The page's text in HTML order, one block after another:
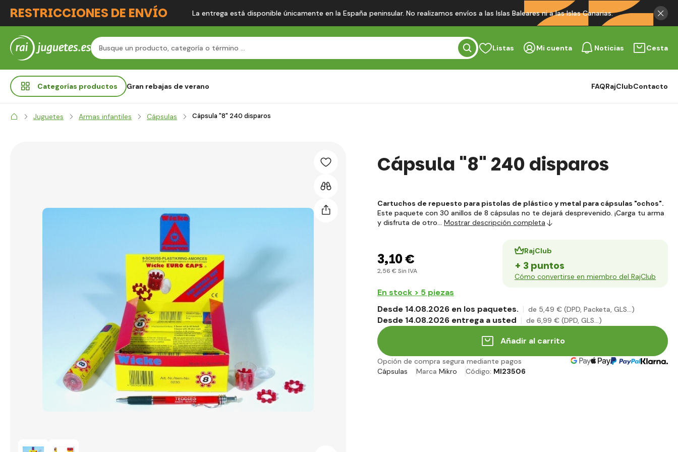
RESTRICCIONES DE ENVÍO La entrega está disponible únicamente en la España peninsular. No realizamos envíos a las Islas Baleares ni a las Islas Canarias.
Listas Mi cuenta Noticias Cesta
Categorías productos Gran rebajas de verano FAQRajClubContacto
Juguetes Armas infantiles Cápsulas Cápsula "8" 240 disparos
Cápsula "8" 240 disparos
Cartuchos de repuesto para pistolas de plástico y metal para cápsulas "ochos".
Este paquete con 30 anillos de 8 cápsulas no te dejará desprevenido. ¡Carga tu arma
y disfruta de otro… Mostrar descripción completa
3,10 €
2,56 € Sin IVA
RajClub
+ 3 puntos
Cómo convertirse en miembro del RajClub
En stock > 5 piezas
Desde 14.08.2026 en los paquetes.
de 5,49 € (DPD, Packeta, GLS...)
Desde 14.08.2026 entrega a usted de 6,99 € (DPD, GLS...)
Añadir al carrito
Opción de compra segura mediante pagos
Cápsulas
Marca Mikro Código: MI23506